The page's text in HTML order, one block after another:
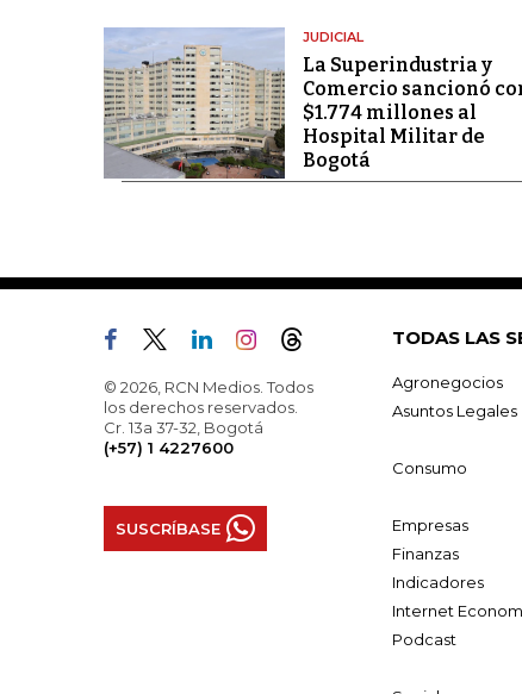
JUDICIAL
La Superindustria y
Comercio sancionó
$1.774 millones al
Hospital Militar de
Bogotá
© 2026, RCN Medios. Todos
los derechos reservados.
Cr. 13a 37-32, Bogotá
(+57) 1 4227600
SUSCRÍBASE
TODAS LAS
Agronegocios
Asuntos Legales
Consumo
Empresas
Finanzas
Indicadores
Internet
Podcast